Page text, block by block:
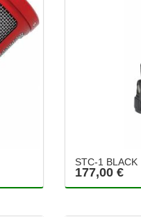
STC-1 BLACK
177,00 €